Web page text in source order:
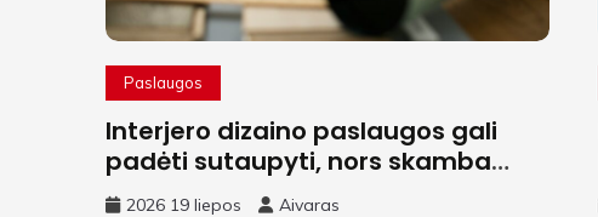
Paslaugos
Interjero dizaino paslaugos gali
padėti sutaupyti, nors skamba
paradoksaliai
2026 19 liepos Aivaras